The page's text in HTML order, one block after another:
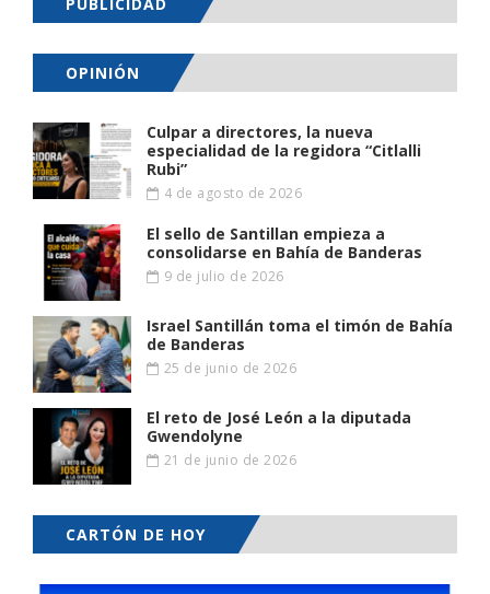
OPINIÓN
Culpar a directores, la nueva
especialidad de la regidora “Citlalli
Rubi”
4 de agosto de 2026
El sello de Santillan empieza a
consolidarse en Bahía de Banderas
9 de julio de 2026
Israel Santillán toma el timón de Bahía
de Banderas
25 de junio de 2026
El reto de José León a la diputada
Gwendolyne
21 de junio de 2026
CARTÓN DE HOY